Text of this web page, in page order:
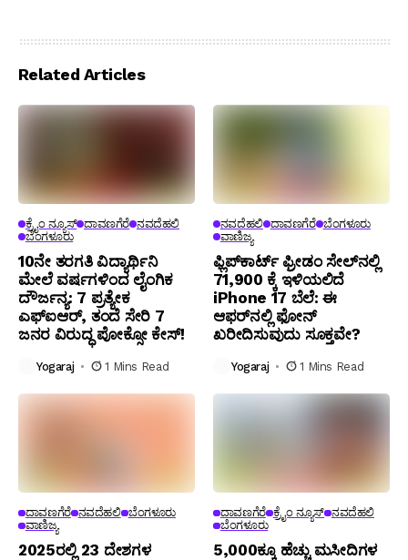
Related Articles
ಕ್ರೈಂ ನ್ಯೂಸ್ ದಾವಣಗೆರೆ ನವದೆಹಲಿ
ಬೆಂಗಳೂರು
10ನೇ ತರಗತಿ ವಿದ್ಯಾರ್ಥಿನಿ
ಮೇಲೆ ವರ್ಷಗಳಿಂದ ಲೈಂಗಿಕ
ದೌರ್ಜನ್ಯ: 7 ಪ್ರತ್ಯೇಕ
ಎಫ್ಐಆರ್, ತಂದೆ ಸೇರಿ 7
ಜನರ ವಿರುದ್ಧ ಪೋಕ್ಸೋ ಕೇಸ್!
Yogaraj 1 Mins Read
ನವದೆಹಲಿ ದಾವಣಗೆರೆ ಬೆಂಗಳೂರು
ವಾಣಿಜ್ಯ
ಫ್ಲಿಪ್‌ಕಾರ್ಟ್ ಫ್ರೀಡಂ ಸೇಲ್‌ನಲ್ಲಿ
₹71,900 ಕ್ಕೆ ಇಳಿಯಲಿದೆ
iPhone 17 ಬೆಲೆ: ಈ
ಆಫರ್‌ನಲ್ಲಿ ಫೋನ್
ಖರೀದಿಸುವುದು ಸೂಕ್ತವೇ?
Yogaraj 1 Mins Read
ದಾವಣಗೆರೆ ನವದೆಹಲಿ ಬೆಂಗಳೂರು
ವಾಣಿಜ್ಯ
2025ರಲ್ಲಿ 23 ದೇಶಗಳ
ದಾವಣಗೆರೆ ಕ್ರೈಂ ನ್ಯೂಸ್ ನವದೆಹಲಿ
ಬೆಂಗಳೂರು
5,000ಕ್ಕೂ ಹೆಚ್ಚು ಮಸೀದಿಗಳ